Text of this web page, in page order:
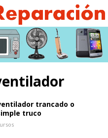
trancado o
truco